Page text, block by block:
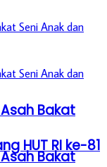
Bakat
HUT RI ke-81
Bakat